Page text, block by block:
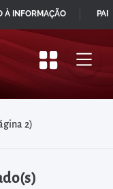
2)
À INFORMAÇÃO